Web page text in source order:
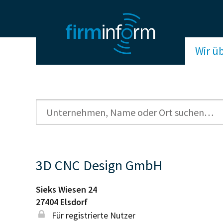
Wir
3D CNC Design GmbH
Sieks Wiesen 24
27404 Elsdorf
Für registrierte Nutzer